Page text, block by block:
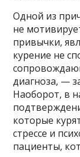
Одной из
не
привычки,
курение не
диагноза, —
Наоборот, в
которые
стрессе и
пациенты,